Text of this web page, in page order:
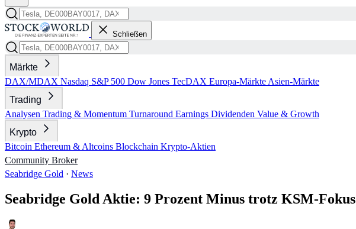
Schließen
Märkte
DAX/MDAX Nasdaq S&P 500 Dow Jones TecDAX Europa-Märkte Asien-Märkte
Trading
Analysen Trading & Momentum Turnaround Earnings Dividenden Value & Growth
Krypto
Bitcoin Ethereum & Altcoins Blockchain Krypto-Aktien
Community Broker
Seabridge Gold · News
Seabridge Gold Aktie: 9 Prozent Minus trotz KSM-Fokus